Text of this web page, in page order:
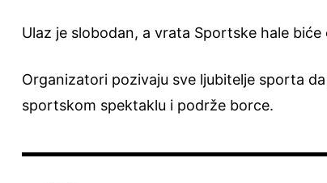
Ulaz je slobodan, a vrata Sportske hale
Organizatori pozivaju sve ljubitelje sporta
sportskom spektaklu i podrže borce.